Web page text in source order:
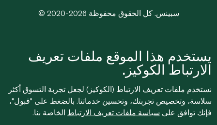
© 2020-2026 سبينس. كل الحقوق محفوظة
يستخدم هذا الموقع ملفات تعريف
الارتباط الكوكيز.
نستخدم ملفات تعريف الارتباط (الكوكيز) لجعل تجربة التسوق أكثر
سلاسة، وتخصيص تجربتك، وتحسين خدماتنا. بالضغط على "قبول"،
فإنك توافق على سياسة ملفات تعريف الارتباط الخاصة بنا.